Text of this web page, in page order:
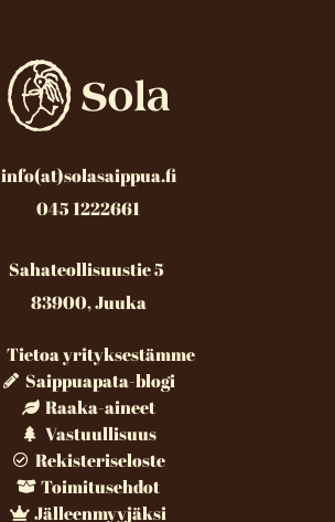
info(at)solasaippua.fi
045 1222661
Sahateollisuustie 5
83900, Juuka
Tietoa yrityksestämme
Saippuapata-blogi
Raaka-aineet
Vastuullisuus
Rekisteriseloste
Toimitusehdot
Jälleenmyyjäksi